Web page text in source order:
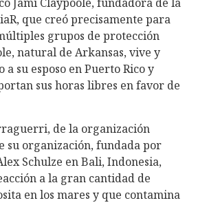
Jami Claypoole, fundadora de la
que creó precisamente para
grupos de protección
natural de Arkansas, vive y
a su esposo en Puerto Rico y
sus horas libres en favor de
de la organización
su organización, fundada por
Schulze en Bali, Indonesia,
a la gran cantidad de
en los mares y que contamina